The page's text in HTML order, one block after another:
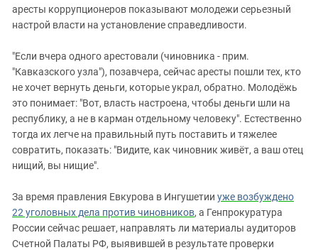
аресты коррупционеров показывают молодежи серьезный
настрой власти на установление справедливости.
"Если вчера одного арестовали (чиновника - прим.
"Кавказского узла"), позавчера, сейчас аресты пошли тех, кто
не хочет вернуть деньги, которые украл, обратно. Молодёжь
это понимает: "Вот, власть настроена, чтобы деньги шли на
республику, а не в карман отдельному человеку". Естественно
тогда их легче на правильный путь поставить и тяжелее
совратить, показать: "Видите, как чиновник живёт, а ваш отец
нищий, вы нищие".
За время правления Евкурова в Ингушетии уже возбуждено
22 уголовных дела против чиновников, а Генпрокуратура
России сейчас решает, направлять ли материалы аудиторов
Счетной Палаты РФ, выявившей в результате проверки